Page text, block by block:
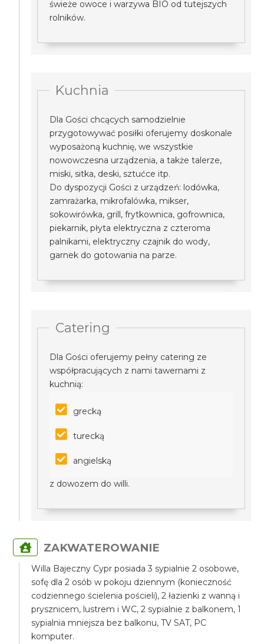
świeże owoce i warzywa BIO od tutejszych
rolników.
Kuchnia
Dla Gości chcących samodzielnie
przygotowywać posiłki oferujemy doskonale
wyposażoną kuchnię, we wszystkie
nowowczesna urządzenia, a także talerze,
miski, sitka, deski, sztućce itp.
Do dyspozycji Gości z urządzeń: lodówka,
zamrażarka, mikrofalówka, mikser,
sokowirówka, grill, frytkownica, gofrownica,
piekarnik, płyta elektryczna z czteroma
palnikami, elektryczny czajnik do wody,
garnek do gotowania na parze.
Catering
Dla Gości oferujemy pełny catering ze
współpracujących z nami tawernami z
kuchnią:
grecką
turecką
angielską
z dowozem do willi.
ZAKWATEROWANIE
Willa Bajeczny Cypr posiada 3 sypialnie 2 osobowe,
sofę dla 2 osób w pokoju dziennym (konieczność
codziennego ścielenia pościeli), 2 łazienki z wanną i
prysznicem, lustrem i WC, 2 sypialnie z balkonem, 1
sypialnia mniejsza bez balkonu, TV SAT, PC
komputer.